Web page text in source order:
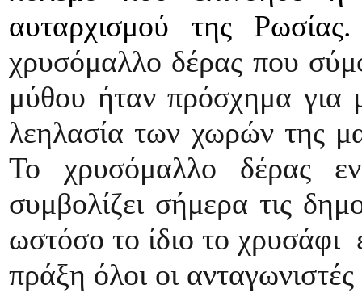
αυταρχισμού της
χρυσόμαλλο δέρας που
μύθου ήταν πρόσχημα για
λεηλασία των χωρών της
Το χρυσόμαλλο δέρας
συμβολίζει σήμερα τις
ωστόσο το ίδιο το χρυσάφι
πράξη όλοι οι